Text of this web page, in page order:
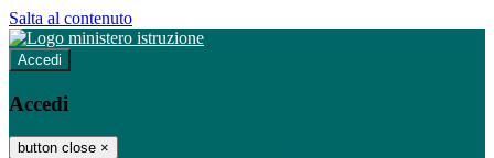
Salta al contenuto
Accedi
Accedi
button close ×